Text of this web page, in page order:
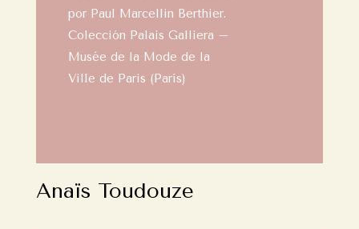
por Paul Marcellin Berthier.
Colección Palais Galliera –
Musée de la Mode de la
Ville de Paris (París)
Anaïs Toudouze